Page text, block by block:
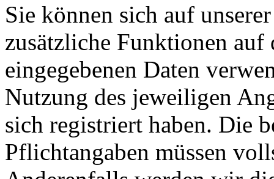
Sie können sich auf
zusätzliche Funktionen auf
eingegebenen Daten
Nutzung des jeweiligen
sich registriert haben. Die
Pflichtangaben müssen